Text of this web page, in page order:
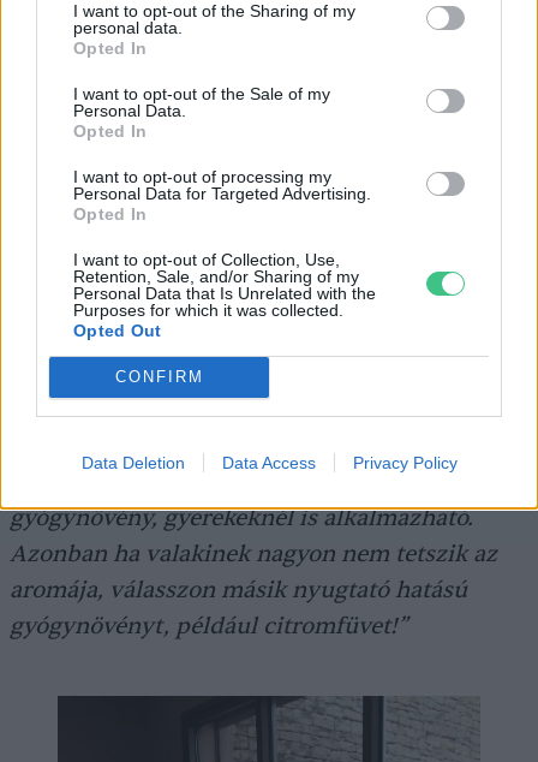
I want to opt-out of the Sharing of my
personal data.
Opted In
I want to opt-out of the Sale of my
Personal Data.
Opted In
I want to opt-out of processing my
Personal Data for Targeted Advertising.
Opted In
I want to opt-out of Collection, Use,
Retention, Sale, and/or Sharing of my
Personal Data that Is Unrelated with the
Purposes for which it was collected.
Opted Out
CONFIRM
Data Deletion Data Access Privacy Policy
érdemes kiemelni. A szárított virágokat kis
csepp illóolajat a párnánkra cseppentve
nyugodtabban fogunk aludni.
Teaként is fogyasztható: egy kis
mokkáskanálnyi virágot forrázzunk le, majd 1–2
percen belül szűrjünk le; ha túl erősnek találjuk
az ízét, keverhetjük semleges ízű
gyógynövényekkel. A teafa mellett a
levendulaolaj is hígítás nélkül használható a
bőrön rovarcsípések, duzzanatok tüneteinek
enyhítésére. A levendula barátságos
gyógynövény, gyerekeknél is alkalmazható.
Azonban ha valakinek nagyon nem tetszik az
aromája, válasszon másik nyugtató hatású
gyógynövényt, például citromfüvet!”